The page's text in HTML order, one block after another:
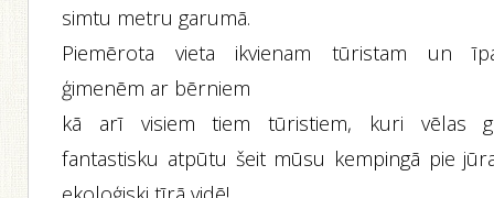
simtu metru garumā.
Piemērota vieta ikvienam tūristam un
ģimenēm ar bērniem
kā arī visiem tiem tūristiem, kuri vēlas
fantastisku atpūtu šeit mūsu kempingā pie